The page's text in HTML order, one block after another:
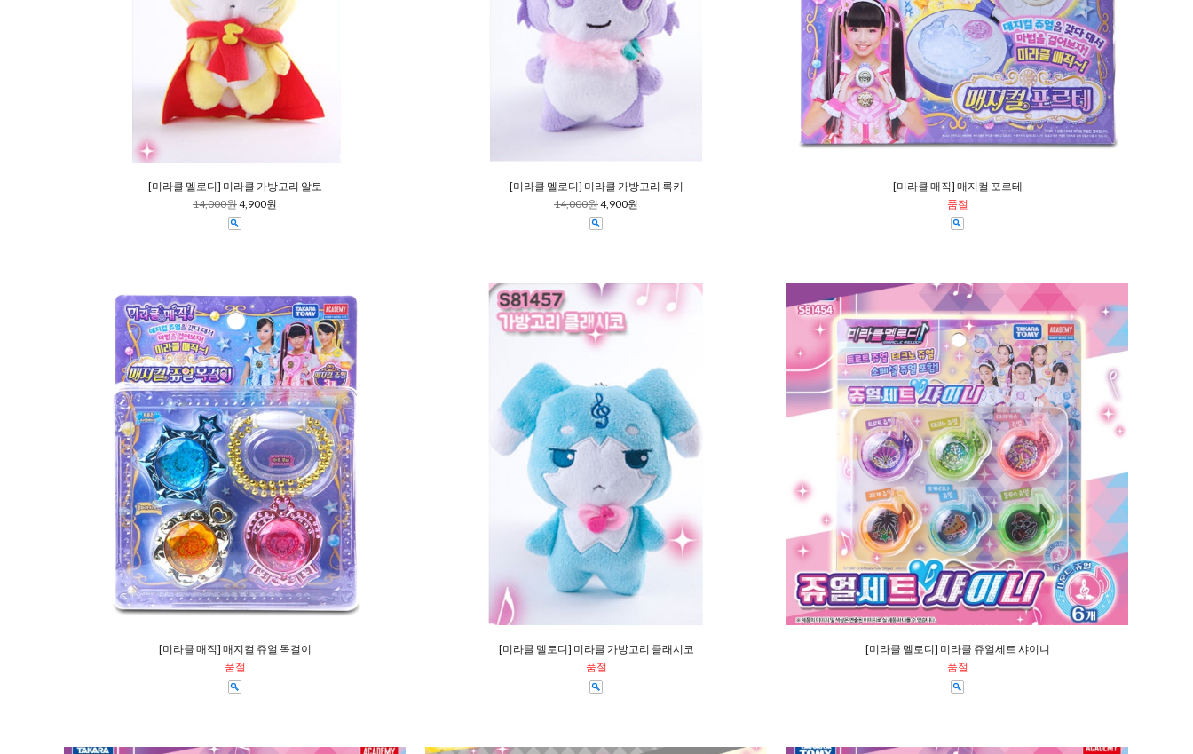
[미라클 멜로디] 미라클 가방고리 알토
14,000원4,900원
[미라클 멜로디] 미라클 가방고리 록키
14,000원4,900원
[미라클 매직] 매지컬 포르테
품절
[미라클 매직] 매지컬 쥬얼 목걸이
품절
[미라클 멜로디] 미라클 가방고리 클래시코
품절
[미라클 멜로디] 미라클 쥬얼세트 샤이니
품절